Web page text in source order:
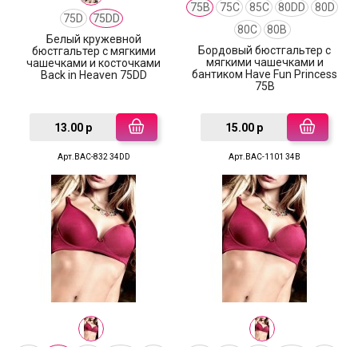
75D
75DD
Белый кружевной
бюстгальтер с мягкими
чашечками и косточками
Back in Heaven 75DD
13.00 р
Арт.BAC-832 34DD
75B 75C 85C 80DD
80D
80C
80B
Бордовый бюстгальтер с
мягкими чашечками и
бантиком Have Fun Princess
75B
15.00 р
Арт.BAC-1101 34B